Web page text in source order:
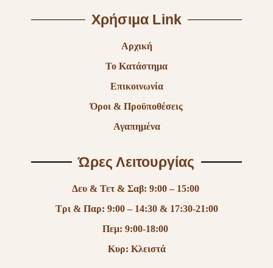
Χρήσιμα Link
Αρχική
Το Κατάστημα
Επικοινωνία
Όροι & Προϋποθέσεις
Αγαπημένα
Ώρες Λειτουργίας
Δευ & Τετ & Σαβ: 9:00 – 15:00
Τρι & Παρ: 9:00 – 14:30 & 17:30-21:00
Πεμ: 9:00-18:00
Κυρ: Κλειστά